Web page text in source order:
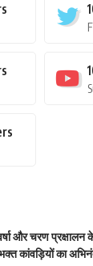
और चरण प्रक्षालन
कांवड़ियों का